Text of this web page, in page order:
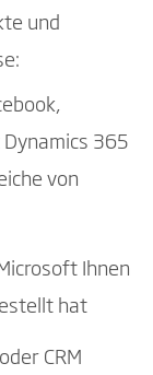
und
365
von
Ihnen
hat
CRM